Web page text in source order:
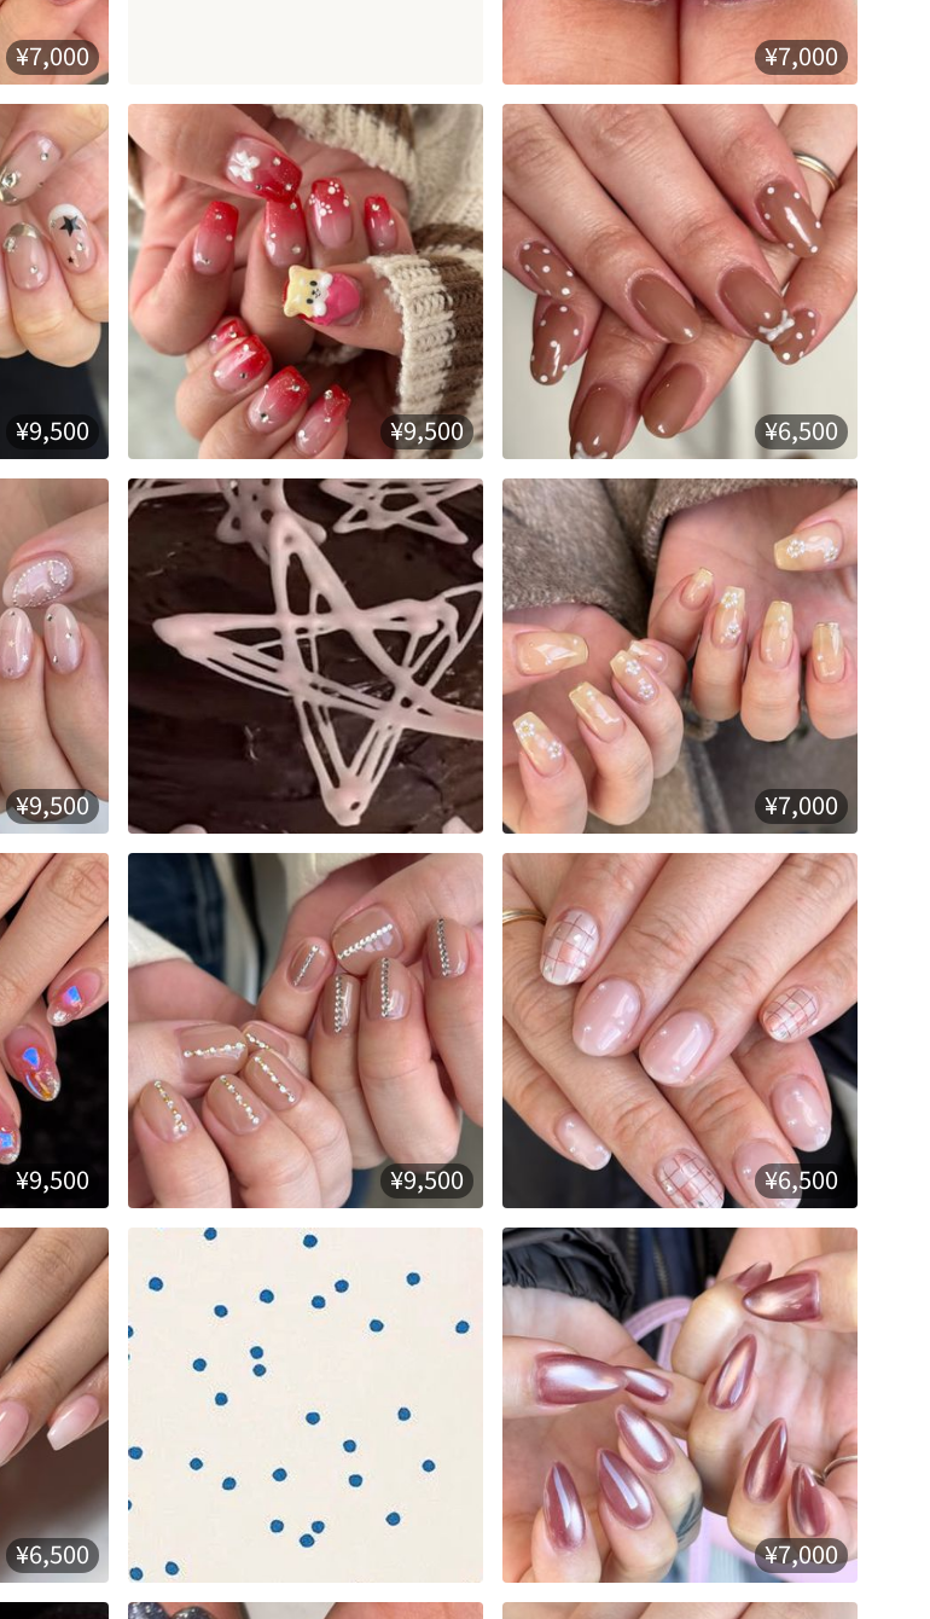
¥7,000 ¥7,000
¥9,500 ¥9,500 ¥6,500
¥9,500 ¥7,000
¥9,500 ¥9,500 ¥6,500
¥6,500 ¥7,000